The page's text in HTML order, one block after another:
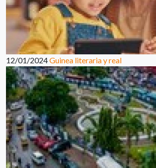
12/01/2024Guinea literaria y real